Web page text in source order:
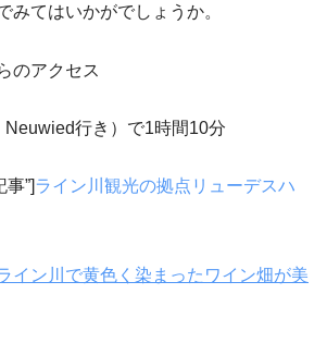
みてはいかがでしょうか。
のアクセス
行き）で1時間10分
”]ライン川観光の拠点リューデスハ
イン川で黄色く染まったワイン畑が美